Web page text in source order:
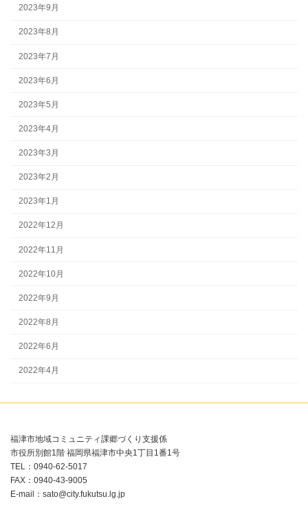
2023年9月
2023年8月
2023年7月
2023年6月
2023年5月
2023年4月
2023年3月
2023年2月
2023年1月
2022年12月
2022年11月
2022年10月
2022年9月
2022年8月
2022年6月
2022年4月
福津市地域コミュニティ課郷づくり支援係
市役所別館1階 福岡県福津市中央1丁目1番1号
TEL：0940-62-5017
FAX：0940-43-9005
E-mail：sato@city.fukutsu.lg.jp